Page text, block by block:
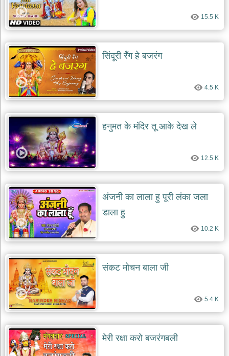
15.5 K
सिंदूरी रँग हे बजरंग
4.5 K
हनुमत के मंदिर तू आके देख ले
12.5 K
अंजनी का लाला हु पूरी लंका जला
डाला हु
10.2 K
संकट मोचन बाला जी
5.4 K
मेरी रक्षा करो बजरंगबली